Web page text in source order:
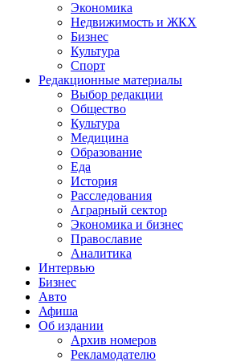
Экономика
Недвижимость и ЖКХ
Бизнес
Культура
Спорт
Редакционные материалы
Выбор редакции
Общество
Культура
Медицина
Образование
Еда
История
Расследования
Аграрный сектор
Экономика и бизнес
Православие
Аналитика
Интервью
Бизнес
Авто
Афиша
Об издании
Архив номеров
Рекламодателю